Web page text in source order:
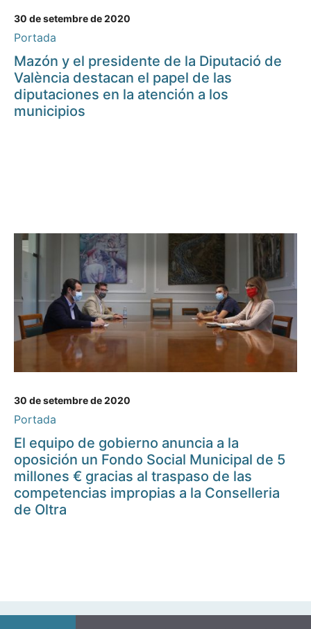
30 de setembre de 2020
Portada
Mazón y el presidente de la Diputació de
València destacan el papel de las
diputaciones en la atención a los
municipios
30 de setembre de 2020
Portada
El equipo de gobierno anuncia a la
oposición un Fondo Social Municipal de 5
millones € gracias al traspaso de las
competencias impropias a la Conselleria
de Oltra